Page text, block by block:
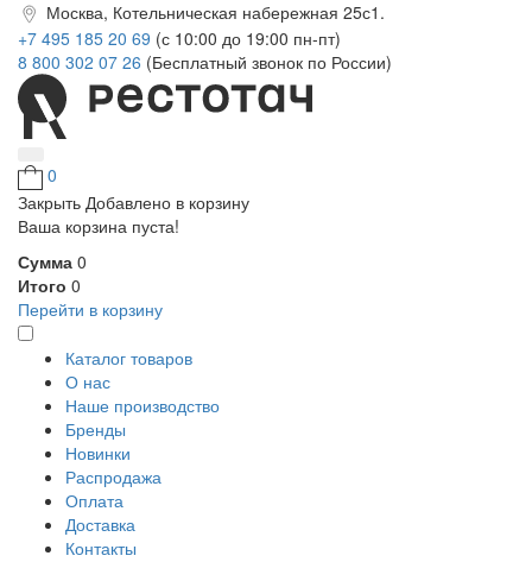
Москва, Котельническая набережная 25с1.
+7 495 185 20 69 (с 10:00 до 19:00 пн-пт)
8 800 302 07 26 (Бесплатный звонок по России)
0
Закрыть Добавлено в корзину
Ваша корзина пуста!
Сумма 0
Итого 0
Перейти в корзину
Каталог товаров
О нас
Наше производство
Бренды
Новинки
Распродажа
Оплата
Доставка
Контакты